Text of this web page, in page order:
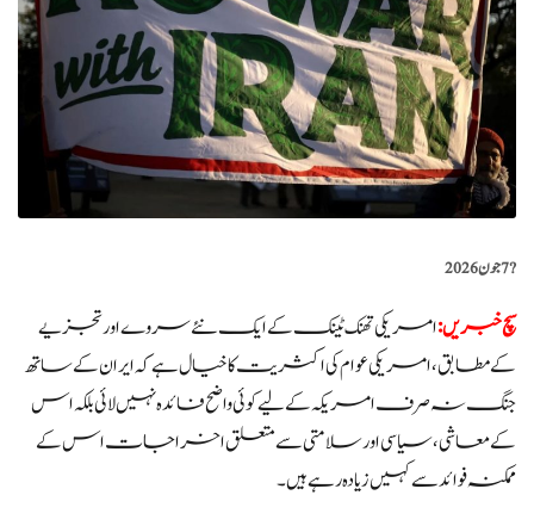
?️7 جون 2026
سچ خبریں:امریکی تھنک ٹینک کے ایک نئے سروے اور تجزیے
کے مطابق، امریکی عوام کی اکثریت کا خیال ہے کہ ایران کے ساتھ
جنگ نہ صرف امریکہ کے لیے کوئی واضح فائدہ نہیں لائی بلکہ اس
کے معاشی، سیاسی اور سلامتی سے متعلق اخراجات اس کے
ممکنہ فوائد سے کہیں زیادہ رہے ہیں۔